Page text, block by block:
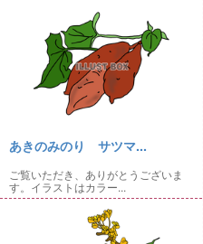
あきのみのり サツマ...
ご覧いただき、ありがとうございま
す。イラストはカラー...